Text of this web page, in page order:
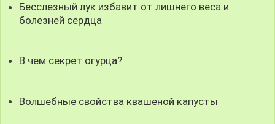
Бесслезный лук избавит от лишнего веса и
болезней сердца
В чем секрет огурца?
Волшебные свойства квашеной капусты